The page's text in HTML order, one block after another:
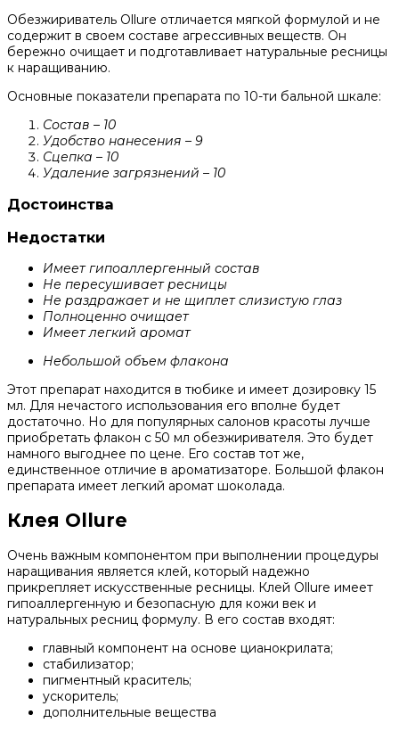
Обезжириватель Ollure отличается мягкой формулой и не
содержит в своем составе агрессивных веществ. Он
бережно очищает и подготавливает натуральные ресницы
к наращиванию.
Основные показатели препарата по 10-ти бальной шкале:
Состав – 10
Удобство нанесения – 9
Сцепка – 10
Удаление загрязнений – 10
Достоинства
Недостатки
Имеет гипоаллергенный состав
Не пересушивает ресницы
Не раздражает и не щиплет слизистую глаз
Полноценно очищает
Имеет легкий аромат
Небольшой объем флакона
Этот препарат находится в тюбике и имеет дозировку 15
мл. Для нечастого использования его вполне будет
достаточно. Но для популярных салонов красоты лучше
приобретать флакон с 50 мл обезжиривателя. Это будет
намного выгоднее по цене. Его состав тот же,
единственное отличие в ароматизаторе. Большой флакон
препарата имеет легкий аромат шоколада.
Клея Ollure
Очень важным компонентом при выполнении процедуры
наращивания является клей, который надежно
прикрепляет искусственные ресницы. Клей Ollure имеет
гипоаллергенную и безопасную для кожи век и
натуральных ресниц формулу. В его состав входят:
главный компонент на основе цианокрилата;
стабилизатор;
пигментный краситель;
ускоритель;
дополнительные вещества